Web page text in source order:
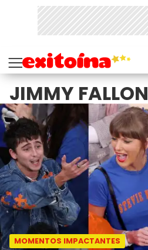
JIMMY FALLON
MOMENTOS IMPACTANTES